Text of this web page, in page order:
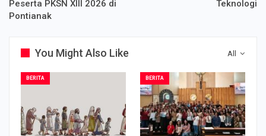
Peserta PKSN XIII 2026 di
Pontianak
Teknologi
All
You Might Also Like
BERITA BERITA